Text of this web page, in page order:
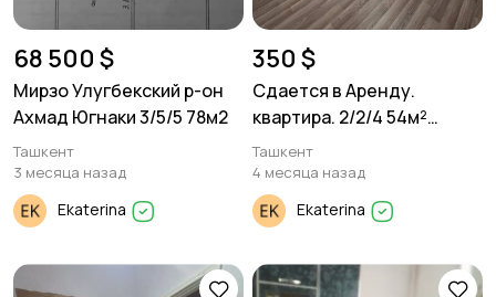
68 500 $
Мирзо Улугбекский р-он
Ахмад Югнаки 3/5/5 78м2
Ташкент
3 месяца назад
Ekaterina
350 $
Сдается в Аренду.
квартира. 2/2/4 54м²
Феруза Мирзо
Улугбекский р-он.
Ташкент
4 месяца назад
Ekaterina